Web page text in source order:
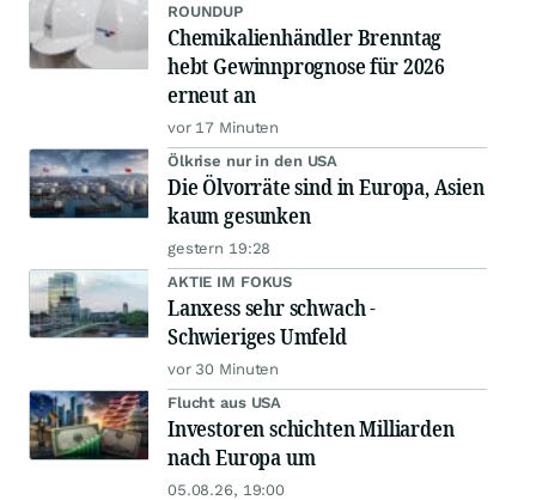
ROUNDUP
Chemikalienhändler Brenntag
hebt Gewinnprognose für 2026
erneut an
vor 17 Minuten
Ölkrise nur in den USA
Die Ölvorräte sind in Europa, Asien
kaum gesunken
gestern 19:28
AKTIE IM FOKUS
Lanxess sehr schwach -
Schwieriges Umfeld
vor 30 Minuten
Flucht aus USA
Investoren schichten Milliarden
nach Europa um
05.08.26, 19:00